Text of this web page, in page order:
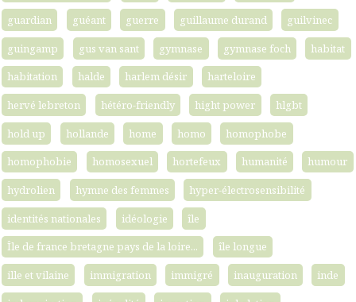
guardian
guéant guerre guillaume durand
guilvinec
guingamp
gus van sant gymnase gymnase foch
habitat
habitation
halde harlem désir
harteloire
hervé lebreton
hétéro-friendly hight power
hlgbt
hold up
hollande home homo
homophobe
homophobie
homosexuel hortefeux humanité
humour
hydrolien
hymne des femmes
hyper-électrosensibilité
identités nationales
idéologie
île
Île de france bretagne pays de la loire...
île longue
ille et vilaine
immigration immigré inauguration
inde